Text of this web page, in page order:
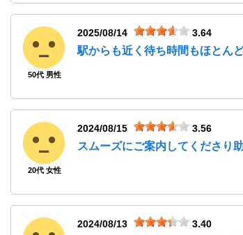
50代 男性
2025/08/14 3.64
駅からも近く待ち時間もほとん
20代 女性
2024/08/15 3.56
スムーズにご案内してくださり
2024/08/13 3.40